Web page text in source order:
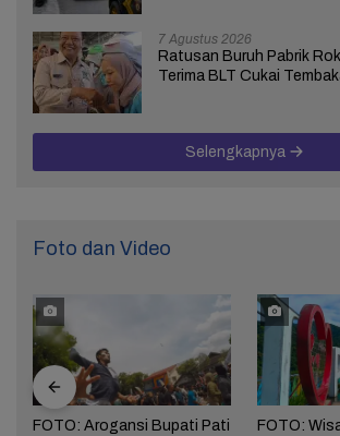
7 Agustus 2026
Ratusan Buruh Pabrik
Terima BLT Cukai
Selengkapnya
Foto dan Video
FOTO: Arogansi Bupati Pati
FOTO: